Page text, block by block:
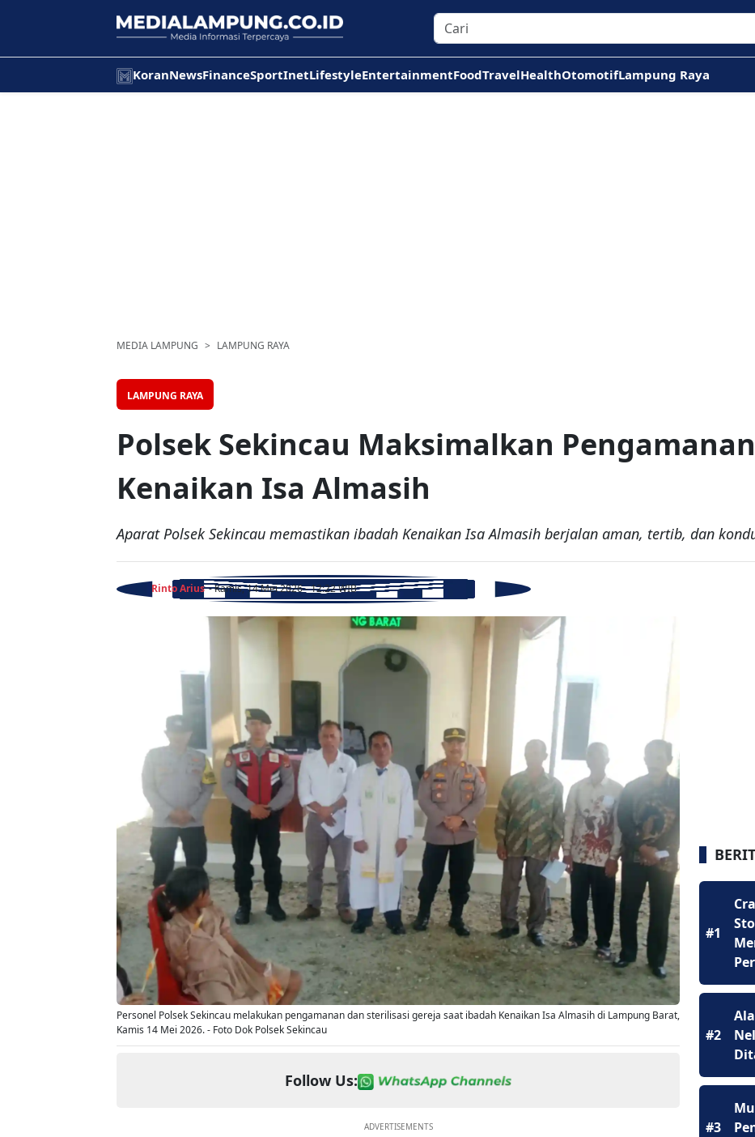
KoranNewsFinanceSportInetLifestyleEntertainmentFoodTravelHealthOtomotifLampung Raya
MEDIA LAMPUNG LAMPUNG RAYA
LAMPUNG RAYA
Polsek Sekincau Maksimalkan
Kenaikan Isa Almasih
Aparat Polsek Sekincau memastikan ibadah Kenaikan Isa Almasih berjalan aman, tertib, dan
Rinto Arius - Kamis, 14 Mei 2026 - 12:22 WIB
Personel Polsek Sekincau melakukan pengamanan dan sterilisasi gereja saat ibadah Kenaikan Isa Almasih di Lampung Barat,
Kamis 14 Mei 2026. - Foto Dok Polsek Sekincau
Follow Us:
ADVERTISEMENTS
#1
#2
#3